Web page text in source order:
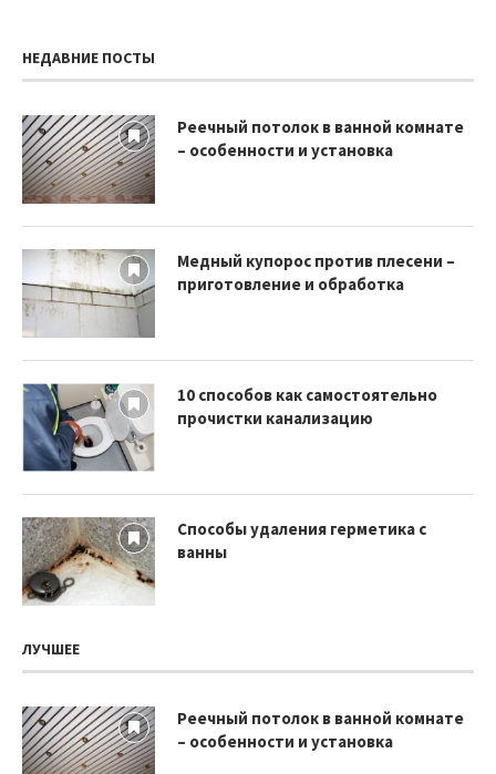
НЕДАВНИЕ ПОСТЫ
Реечный потолок в ванной комнате
– особенности и установка
Медный купорос против плесени –
приготовление и обработка
10 способов как самостоятельно
прочистки канализацию
Способы удаления герметика с
ванны
ЛУЧШЕЕ
Реечный потолок в ванной комнате
– особенности и установка